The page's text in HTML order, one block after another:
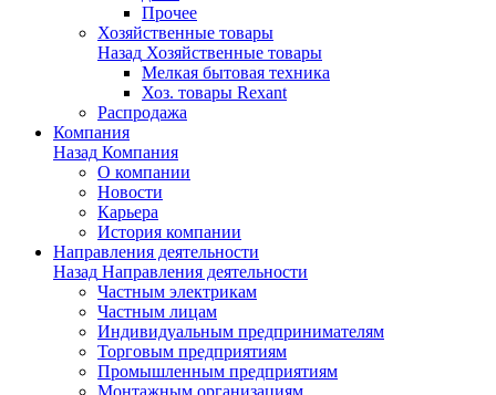
Прочее
Хозяйственные товары
Назад Хозяйственные товары
Мелкая бытовая техника
Хоз. товары Rexant
Распродажа
Компания
Назад Компания
О компании
Новости
Карьера
История компании
Направления деятельности
Назад Направления деятельности
Частным электрикам
Частным лицам
Индивидуальным предпринимателям
Торговым предприятиям
Промышленным предприятиям
Монтажным организациям